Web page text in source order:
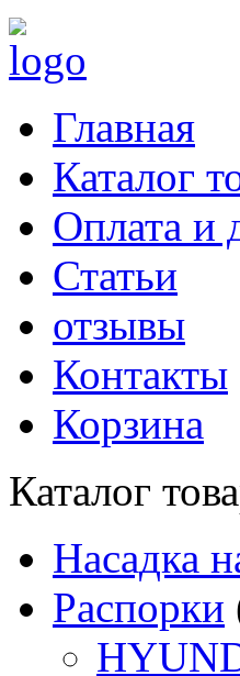
Главная
Каталог
Оплата и
Статьи
отзывы
Контакты
Корзина
Каталог
Насадка
Распорки